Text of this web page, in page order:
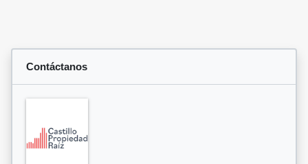
Contáctanos